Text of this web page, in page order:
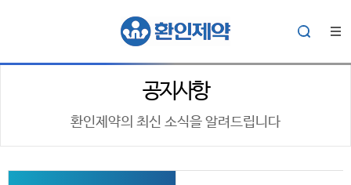
공지사항
환인제약의 최신 소식을 알려드립니다